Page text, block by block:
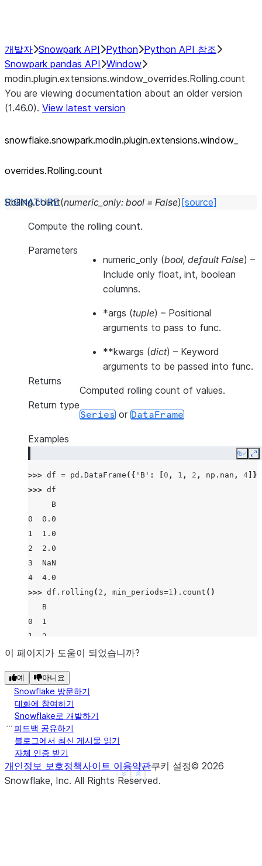
개발자 Snowpark API Python Python API 참조
Snowpark pandas API Window
modin.plugin.extensions.window_overrides.Rolling.count
You are viewing documentation about an older version
(1.46.0). View latest version
snowflake.snowpark.modin.plugin.extensions.window_
overrides.Rolling.count
Rolling.count(numeric_only: bool = False) [source]
Compute the rolling count.
Parameters
numeric_only (bool, default False) –
Include only float, int, boolean
columns.
*args (tuple) – Positional
arguments to pass to func.
**kwargs (dict) – Keyword
arguments to be passed into func.
Returns
Computed rolling count of values.
Return type
Series or DataFrame
Examples
Copy
>>> df = pd . DataFrame ({ 'B' : 0 , 1 , 2 , np . nan , 4 ]})
>>> df
     B
0  0.0
1  1.0
2  2.0
3  NaN
4  4.0
>>> df . rolling ( 2 , min_periods=1 ) . count ()
   B
0  1
1  2
2  2
4  1
>>> df.rolling
     B
0  NaN
1  2.0
2  2.0
3  1.0
4  1.0
Show less
See more
이 페이지가 도움이 되었습니까?
예 아니요
Snowflake 방문하기
대화에 참여하기
Snowflake로 개발하기
피드백 공유하기
블로그에서 최신 게시물 읽기
자체 인증 받기
개인정보 보호정책사이트 이용약관쿠키 설정© 2026
Snowflake, Inc. All Rights Reserved.